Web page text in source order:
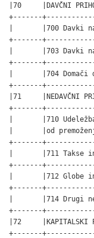
|70     |DAVČNI
+-------
|       |700 Davki
+-------
|       |703 Davki
+-------
|       |704
+-------
|71
+-------
|       |710
|       |od
+-------
|       |711
+-------
|       |712 Globe
+-------
|       |714 Drugi
+-------
|72
+-------